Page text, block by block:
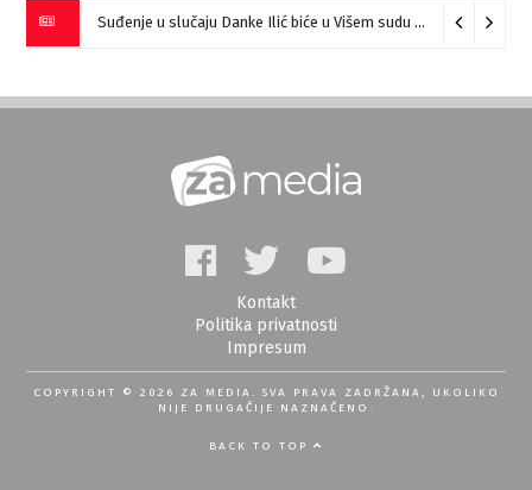
Suđenje u slučaju Danke Ilić biće u Višem sudu u Negotinu?
Kontakt
Politika privatnosti
Impresum
COPYRIGHT © 2026 ZA MEDIA. SVA PRAVA ZADRŽANA, UKOLIKO
NIJE DRUGAČIJE NAZNAČENO.
BACK TO TOP